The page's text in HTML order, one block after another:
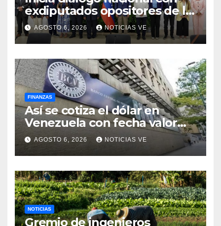
exdiputados opositores de la
AN de 2015
AGOSTO 6, 2026 NOTICIAS VE
FINANZAS
Así se cotiza el dólar en
Venezuela con fecha valor
viernes 7 de agosto de 2026
AGOSTO 6, 2026 NOTICIAS VE
NOTICIAS
Gremio de ingenieros